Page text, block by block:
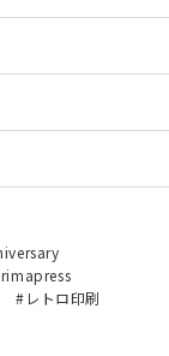
レトロ印刷